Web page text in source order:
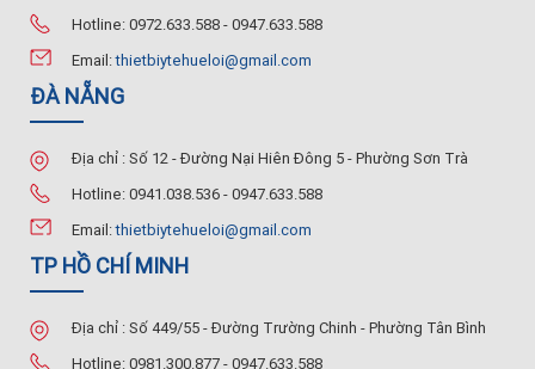
Hotline: 0972.633.588 - 0947.633.588
Email:thietbiytehueloi@gmail.com
ĐÀ NẴNG
Địa chỉ : Số 12 - Đường Nại Hiên Đông 5 - Phường Sơn Trà
Hotline: 0941.038.536 - 0947.633.588
Email:thietbiytehueloi@gmail.com
TP HỒ CHÍ MINH
Địa chỉ : Số 449/55 - Đường Trường Chinh - Phường Tân Bình
Hotline: 0981.300.877 - 0947.633.588